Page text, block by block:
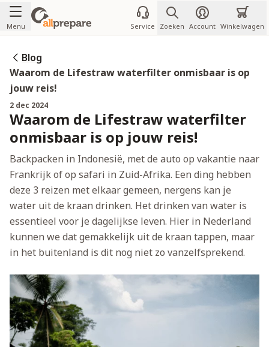
Ga naar de inhoud
Menu Service Zoeken Account Winkelwagen
Blog
Waarom de Lifestraw waterfilter onmisbaar is op
jouw reis!
2 dec 2024
Waarom de Lifestraw waterfilter
onmisbaar is op jouw reis!
Backpacken in Indonesië, met de auto op vakantie naar
Frankrijk of op safari in Zuid-Afrika. Een ding hebben
deze 3 reizen met elkaar gemeen, nergens kan je
water uit de kraan drinken. Het drinken van water is
essentieel voor je dagelijkse leven. Hier in Nederland
kunnen we dat gemakkelijk uit de kraan tappen, maar
in het buitenland is dit nog niet zo vanzelfsprekend.